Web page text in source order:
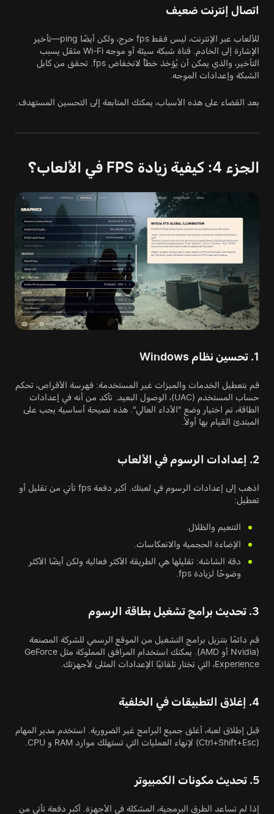
اتصال إنترنت ضعيف
للألعاب عبر الإنترنت، ليس فقط fps حرج، ولكن أيضًا ping—تأخير
الإشارة إلى الخادم. قناة شبكة سيئة أو موجه Wi-Fi مثقل يسبب
التأخير، والذي يمكن أن يُؤخذ خطأً لانخفاض fps. تحقق من كابل
الشبكة وإعدادات الموجه.
بعد القضاء على هذه الأسباب، يمكنك المتابعة إلى التحسين المستهدف.
الجزء 4: كيفية زيادة FPS في الألعاب؟
1. تحسين نظام Windows
قم بتعطيل الخدمات والميزات غير المستخدمة: فهرسة الأقراص، تحكم
حساب المستخدم (UAC)، الوصول البعيد. تأكد من أنه في إعدادات
الطاقة، تم اختيار وضع "الأداء العالي". هذه نصيحة أساسية يجب على
المبتدئ القيام بها أولاً.
2. إعدادات الرسوم في الألعاب
اذهب إلى إعدادات الرسوم في لعبتك. أكبر دفعة fps تأتي من تقليل أو
تعطيل:
التنعيم والظلال.
الإضاءة الحجمية والانعكاسات.
دقة الشاشة: تقليلها هي الطريقة الأكثر فعالية ولكن أيضًا الأكثر
وضوحًا لزيادة fps.
3. تحديث برامج تشغيل بطاقة الرسوم
قم دائمًا بتنزيل برامج التشغيل من الموقع الرسمي للشركة المصنعة
(Nvidia أو AMD). يمكنك استخدام المرافق المملوكة مثل GeForce
Experience، التي تختار تلقائيًا الإعدادات المثلى لأجهزتك.
4. إغلاق التطبيقات في الخلفية
قبل إطلاق لعبة، أغلق جميع البرامج غير الضرورية. استخدم مدير المهام
(Ctrl+Shift+Esc) لإنهاء العمليات التي تستهلك موارد RAM و CPU.
5. تحديث مكونات الكمبيوتر
إذا لم تساعد الطرق البرمجية، المشكلة في الأجهزة. أكبر دفعة تأتي من